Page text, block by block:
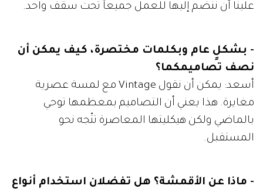
علينا أن ننضم إليها للعمل جميعآً تحت سقف واحد.
- بشكلٍ عام وبكلمات مختصرة، كيف يمكن أن
نصف تصاميمكما؟
أسعد: يمكن أن نقول Vintage مع لمسة عصرية
مغايرة. هذا يعني أن التصاميم بمعظمها توحي
بالماضي ولكن هيكليتها المعاصرة تتّجه نحو
المستقبل.
- ماذا عن الأقمشة؟ هل تفضلان استخدام أنواع